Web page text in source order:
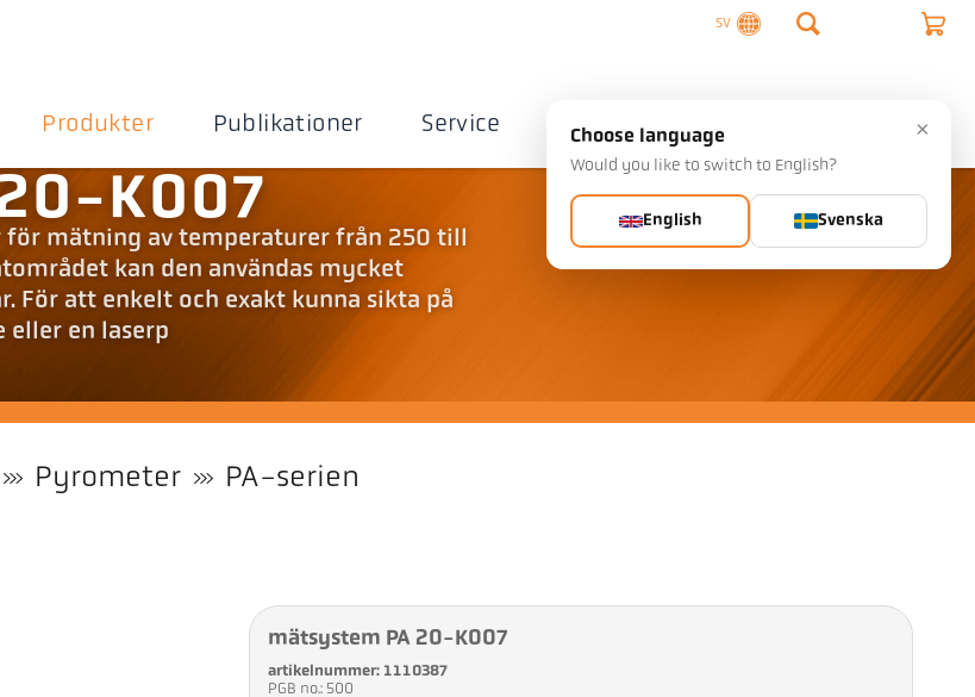
SV
Produkter Publikationer Service Företag Kontakta
K007
för mätning av temperaturer från 250 till
kan den användas mycket
att enkelt och exakt kunna sikta på
en laserp
Pyrometer PA-serien
mätsystem PA 20-K007
artikelnummer: 1110387
PGB no.: 500
×
Choose language
Would you like to switch to English?
English Svenska